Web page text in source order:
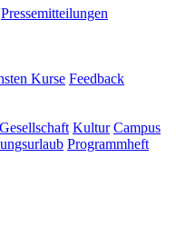
Pressemitteilungen
Kurse Feedback
Gesellschaft Kultur Campus
Programmheft